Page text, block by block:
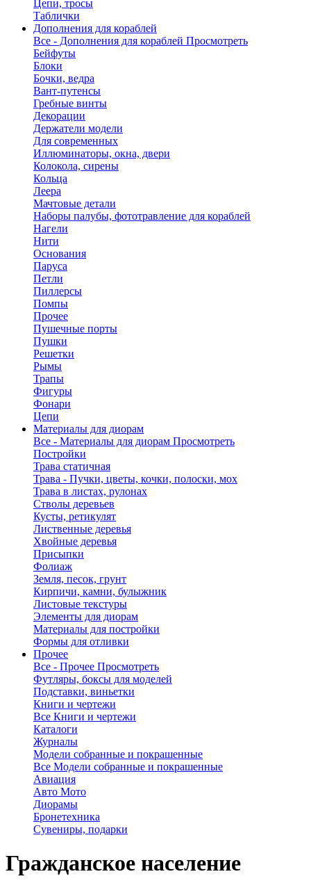
Цепи, тросы
Таблички
Дополнения для кораблей
Все - Дополнения для кораблей Просмотреть
Бейфуты
Блоки
Бочки, ведра
Вант-путенсы
Гребные винты
Декорации
Держатели модели
Для современных
Иллюминаторы, окна, двери
Колокола, сирены
Кольца
Леера
Мачтовые детали
Наборы палубы, фототравление для кораблей
Нагели
Нити
Основания
Паруса
Петли
Пиллерсы
Помпы
Прочее
Пушечные порты
Пушки
Решетки
Рымы
Трапы
Фигуры
Фонари
Цепи
Материалы для диорам
Все - Материалы для диорам Просмотреть
Постройки
Трава статичная
Трава - Пучки, цветы, кочки, полоски, мох
Трава в листах, рулонах
Стволы деревьев
Кусты, ретикулят
Лиственные деревья
Хвойные деревья
Присыпки
Фолиаж
Земля, песок, грунт
Кирпичи, камни, булыжник
Листовые текстуры
Элементы для диорам
Материалы для постройки
Формы для отливки
Прочее
Все - Прочее Просмотреть
Футляры, боксы для моделей
Подставки, виньетки
Книги и чертежи
Все Книги и чертежи
Каталоги
Журналы
Модели собранные и покрашенные
Все Модели собранные и покрашенные
Авиация
Авто Мото
Диорамы
Бронетехника
Сувениры, подарки
Гражданское население